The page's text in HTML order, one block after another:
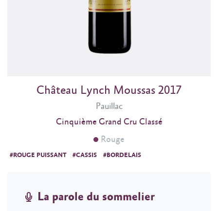
Pauillac
Château Lynch Moussas 2017
Cinquième Grand Cru Classé
Rouge
#ROUGE PUISSANT #CASSIS #BORDELAIS
La parole du sommelier